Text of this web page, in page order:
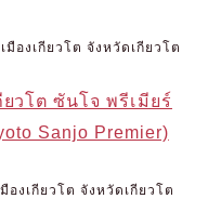
องเกียวโต จังหวัดเกียวโต
วโต ซันโจ พรีเมียร์
Sanjo Premier)
องเกียวโต จังหวัดเกียวโต